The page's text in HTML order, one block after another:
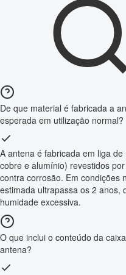
De que material é fabricada a
esperada em utilização normal?
A antena é fabricada em liga
cobre e alumínio) revestidos
contra corrosão. Em condições
estimada ultrapassa os 2 anos,
humidade excessiva.
O que inclui o conteúdo da
antena?